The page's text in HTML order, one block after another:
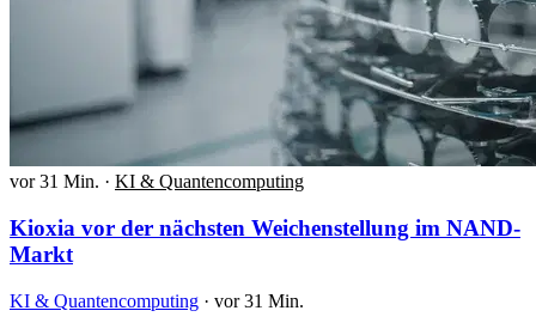
vor 31 Min. · KI & Quantencomputing
Kioxia vor der nächsten Weichenstellung im NAND-
Markt
KI & Quantencomputing · vor 31 Min.